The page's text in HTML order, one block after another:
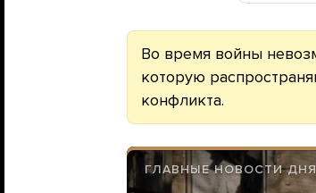
Во время войны
которую
конфликта.
ГЛАВНЫЕ НОВОСТИ ДНЯ